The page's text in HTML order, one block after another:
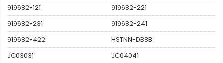
919682-121
919682-221
919682-231
919682-241
919682-422
HSTNN-DB8B
JC03031
JC04041